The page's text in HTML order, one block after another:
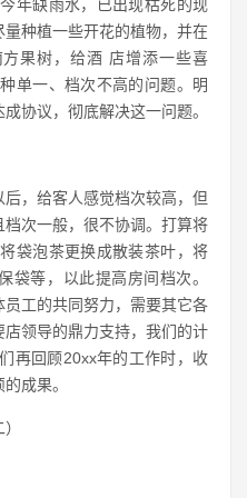
年缺雨水，已出现枯死的现
种植一些开花的植物，并在
果树，给酒 店增添一些喜
单一、档次不高的问题。明
协议，彻底解决这一问题。
，给客人感觉档次较高，但
次一般，很不协调。打算将
袋泡茶更换成散装茶叶，将
袋等，以此提高房间档次。
工的共同努力，需要其它各
领导的鼎力支持，我们的计
再回顾20xx年的工作时，收
成果。